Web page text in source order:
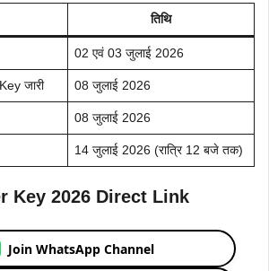
तिथि
02 एवं 03 जुलाई 2026
जारी 08 जुलाई 2026
08 जुलाई 2026
14 जुलाई 2026 (रात्रि 12 बजे तक)
Key 2026 Direct Link
Join WhatsApp Channel